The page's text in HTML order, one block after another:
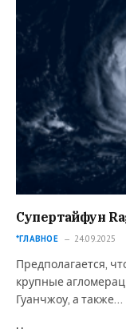
Супертайфун
*ГЛАВНОЕ 24.09.2025
Предполагается,
крупные
Гуанчжоу, а также…